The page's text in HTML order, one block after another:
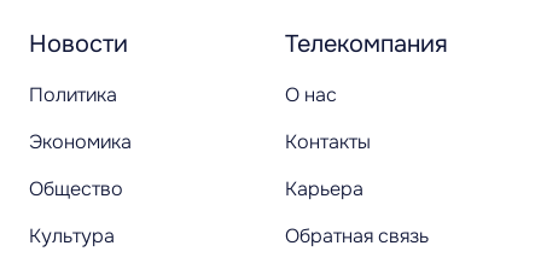
Новости
Политика
Экономика
Общество
Культура
Телекомпания
О нас
Контакты
Карьера
Обратная связь